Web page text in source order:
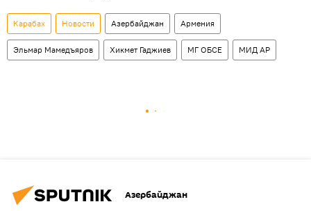
Карабах Новости Азербайджан Армения
Эльмар Мамедъяров Хикмет Гаджиев МГ ОБСЕ МИД АР
Азербайджан